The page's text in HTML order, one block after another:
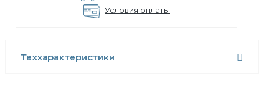
Условия оплаты
Теххарактеристики